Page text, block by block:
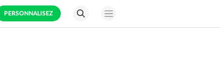
PERSONNALISEZ